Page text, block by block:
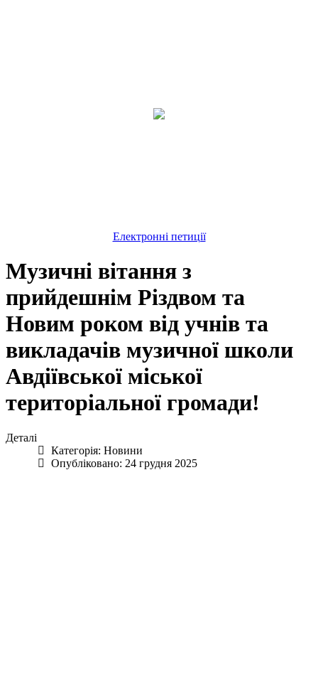
Електронні петиції
Музичні вітання з
прийдешнім Різдвом та
Новим роком від учнів та
викладачів музичної школи
Авдіївської міської
територіальної громади!
Деталі
Категорія: Новини
Опубліковано: 24 грудня 2025